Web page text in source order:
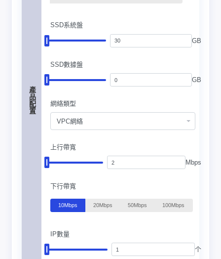
產品配置
SSD系統盤
GB
SSD數據盤
GB
網絡類型
VPC網絡
上行帶寬
Mbps
下行帶寬
10Mbps 20Mbps 50Mbps 100Mbps
IP數量
个